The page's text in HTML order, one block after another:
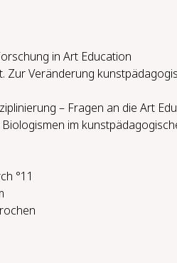
in Art Education
Zur Veränderung
– Fragen an die Art
im
°11